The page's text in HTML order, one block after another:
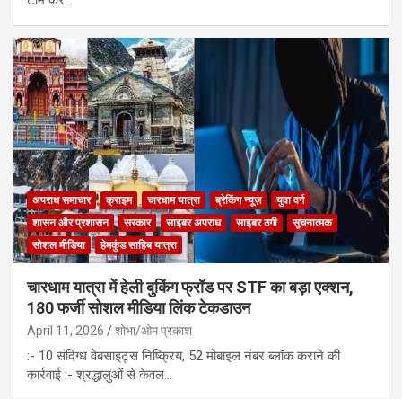
अपराध समाचार क्राइम चारधाम यात्रा ब्रेकिंग न्यूज़
युवा वर्ग
शासन और प्रशासन
सरकार साइबर अपराध साइबर ठगी
सूचनात्मक
सोशल मीडिया
हेमकुंड साहिब यात्रा
चारधाम यात्रा में हेली बुकिंग फ्रॉड पर STF का बड़ा एक्शन,
180 फर्जी सोशल मीडिया लिंक टेकडाउन
April 11, 2026 शोभा/ओम प्रकाश
:- 10 संदिग्ध वेबसाइट्स निष्क्रिय, 52 मोबाइल नंबर ब्लॉक कराने की
कार्रवाई :- श्रद्धालुओं से केवल…